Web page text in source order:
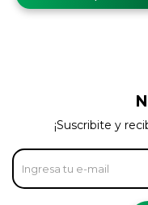
¡Suscribite y